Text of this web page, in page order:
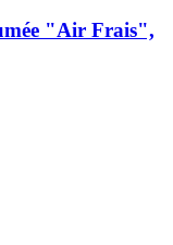
"Air Frais",